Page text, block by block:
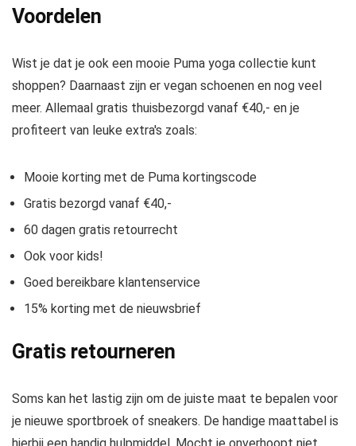
Voordelen
Wist je dat je ook een mooie Puma yoga collectie kunt
shoppen? Daarnaast zijn er vegan schoenen en nog veel
meer. Allemaal gratis thuisbezorgd vanaf €40,- en je
profiteert van leuke extra's zoals:
Mooie korting met de Puma kortingscode
Gratis bezorgd vanaf €40,-
60 dagen gratis retourrecht
Ook voor kids!
Goed bereikbare klantenservice
15% korting met de nieuwsbrief
Gratis retourneren
Soms kan het lastig zijn om de juiste maat te bepalen voor
je nieuwe sportbroek of sneakers. De handige maattabel is